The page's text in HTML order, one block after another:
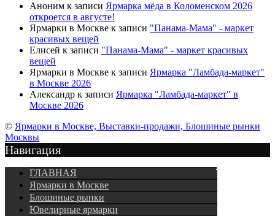
Аноним к записи Ярмарка мёда в Коломенском 2026
откроется в августе!
Ярмарки в Москве к записи "Панама-Мама" - маркет
красивых вещей
Елисей к записи "Панама-Мама" - маркет красивых
вещей
Ярмарки в Москве к записи Ярмарка "Ламбада-маркет"
в Москве 2026
Александр к записи Ярмарка "Ламбада-маркет" в
Москве 2026
© Ярмарки в Москве, Выставки-продажи, Блошиные рынки
Москвы
Навигация
Подписка
ГЛАВНАЯ
Ярмарки в Москве
Блошиные рынки
Ювелирные ярмарки